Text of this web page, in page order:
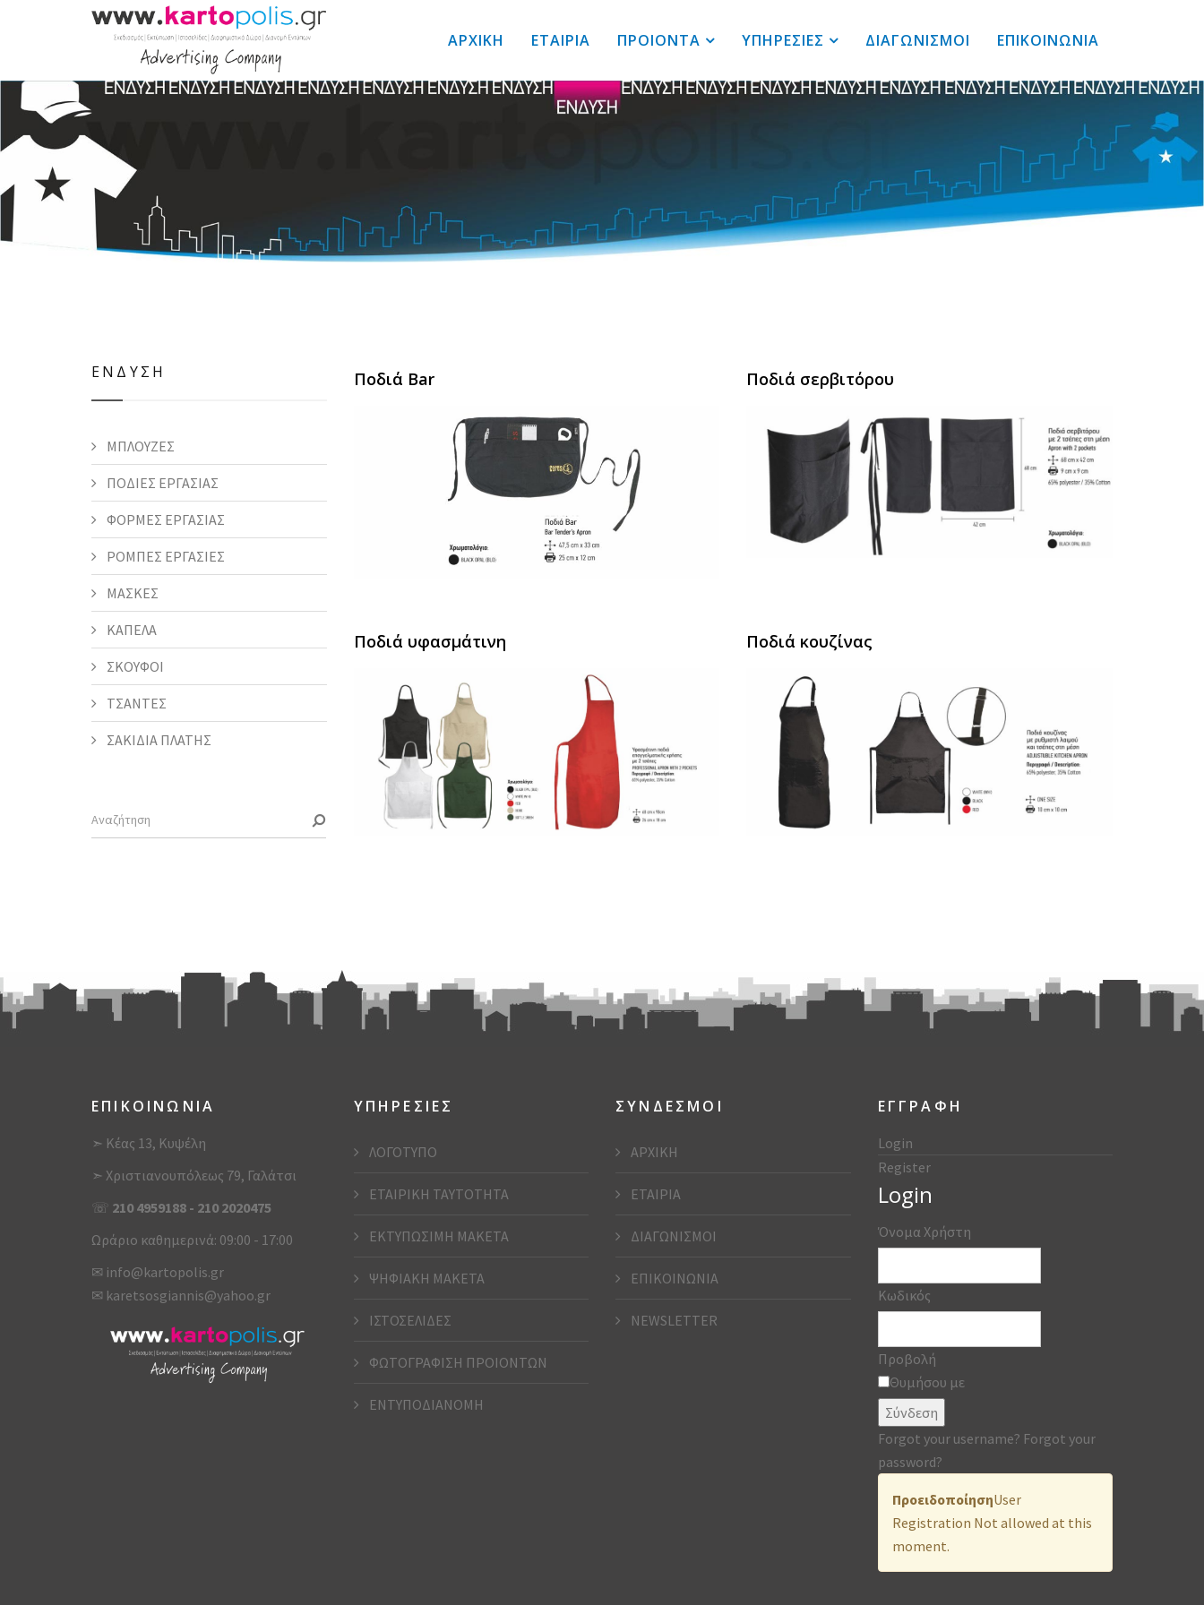
ΑΡΧΙΚΗ ΕΤΑΙΡΙΑ ΠΡΟΙΟΝΤΑ ΥΠΗΡΕΣΙΕΣ ΔΙΑΓΩΝΙΣΜΟΙ ΕΠΙΚΟΙΝΩΝΙΑ
ΕΝΔΥΣΗ
ΜΠΛΟΥΖΕΣ
ΠΟΔΙΕΣ ΕΡΓΑΣΙΑΣ
ΦΟΡΜΕΣ ΕΡΓΑΣΙΑΣ
ΡΟΜΠΕΣ ΕΡΓΑΣΙΕΣ
ΜΑΣΚΕΣ
ΚΑΠΕΛΑ
ΣΚΟΥΦΟΙ
ΤΣΑΝΤΕΣ
ΣΑΚΙΔΙΑ ΠΛΑΤΗΣ
Ποδιά Bar Ποδιά σερβιτόρου
Ποδιά υφασμάτινη Ποδιά κουζίνας
ΕΠΙΚΟΙΝΩΝΙΑ
➣ Κέας 13, Κυψέλη
➣ Χριστιανουπόλεως 79, Γαλάτσι
☏ 210 4959188 - 210 2020475
Ωράριο καθημερινά: 09:00 - 17:00
✉ info@kartopolis.gr
✉ karetsosgiannis@yahoo.gr
ΥΠΗΡΕΣΙΕΣ
ΛΟΓΟΤΥΠΟ
ΕΤΑΙΡΙΚΗ ΤΑΥΤΟΤΗΤΑ
ΕΚΤΥΠΩΣΙΜΗ ΜΑΚΕΤΑ
ΨΗΦΙΑΚΗ ΜΑΚΕΤΑ
ΙΣΤΟΣΕΛΙΔΕΣ
ΦΩΤΟΓΡΑΦΙΣΗ ΠΡΟΙΟΝΤΩΝ
ΕΝΤΥΠΟΔΙΑΝΟΜΗ
ΣΥΝΔΕΣΜΟΙ
ΑΡΧΙΚΗ
ΕΤΑΙΡΙΑ
ΔΙΑΓΩΝΙΣΜΟΙ
ΕΠΙΚΟΙΝΩΝΙΑ
NEWSLETTER
ΕΓΓΡΑΦΗ
Login
Register
Login
Όνομα Χρήστη
Κωδικός
Προβολή
Θυμήσου με
Σύνδεση
Forgot your username? Forgot your
password?
ΠροειδοποίησηUser
Registration Not allowed at this
moment.